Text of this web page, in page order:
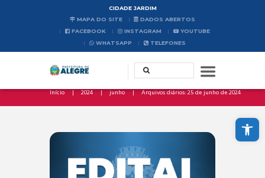
Abrir a barra de ferramentas
CIDADE JARDIM
MAPA DO SITE
DADOS ABERTOS
FACEBOOK
INSTAGRAM
YOUTUBE
WHATSAPP
TELEFONES
Início 2024 junho Arquivos diários: 25 de junho de 2024